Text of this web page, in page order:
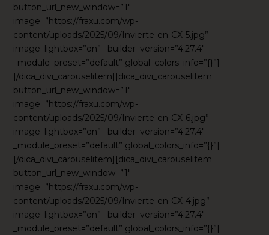
button_url_new_window=”1″
image=”https://fraxu.com/wp-
content/uploads/2025/09/Invierte-en-CX-5.jpg”
image_lightbox=”on” _builder_version=”4.27.4″
_module_preset=”default” global_colors_info=”{}”]
[/dica_divi_carouselitem][dica_divi_carouselitem
button_url_new_window=”1″
image=”https://fraxu.com/wp-
content/uploads/2025/09/Invierte-en-CX-6.jpg”
image_lightbox=”on” _builder_version=”4.27.4″
_module_preset=”default” global_colors_info=”{}”]
[/dica_divi_carouselitem][dica_divi_carouselitem
button_url_new_window=”1″
image=”https://fraxu.com/wp-
content/uploads/2025/09/Invierte-en-CX-4.jpg”
image_lightbox=”on” _builder_version=”4.27.4″
_module_preset=”default” global_colors_info=”{}”]